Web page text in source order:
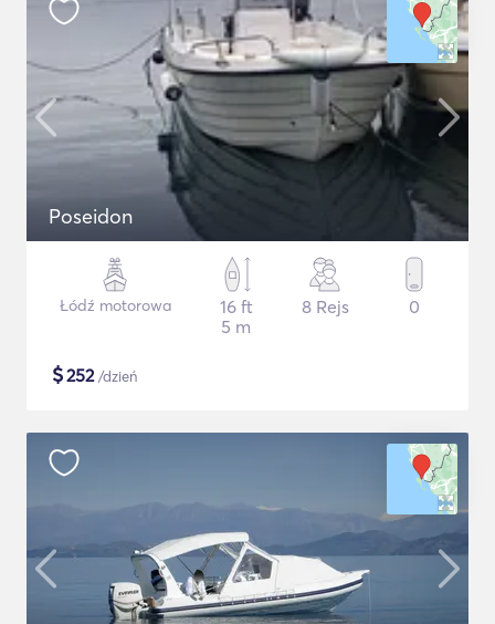
Poseidon
Łódź motorowa
16 ft
5 m
8 Rejs 0
$252/dzień